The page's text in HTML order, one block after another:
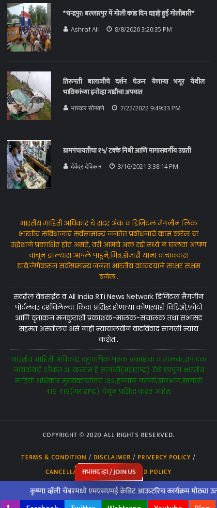
सभासद व्हा / JOIN US
कृष्णा व्हॅली चेंबरमध्ये एमएसएमई क्रेडिट आऊटरिच कार्यक्रम मोठ्या उत्साहात
*चंन्द्रपुर: बल्लारपुर में गोली कांड दिन दहाड़े हुई गोलीबारी*
Ashraf Ali 8/8/2020 3:20:35 PM
तिरूपती बालाजीचे दर्शन घेऊन येणाऱ्या भगूर येथील
भाविकांच्या इनोव्हा गाडीचा अपघात
भास्कर सोनवणे 7/22/2022 9:49:33 PM
ग्रामपंचायतीचा १५/ टक्के निधी आणि मागासवर्गीय उन्नती
देवेंद्र देविकार 3/16/2021 3:38:14 PM
भारतीय माहिती अधिकार चे सदर अंक व डिजिटल मैगजीन लिंक
भारतीय संविधानाचे सर्वसामान्य जनतेत प्रबोधनाचे काम करेल या
उद्धेशाने प्रकाशित होत असते, तरी आमचे अंक रद्दी मध्ये न घालता आपण
वाचून झाल्यास आपले पाहूने,मित्र,शेजारी यांना वाचावयास
द्यावे.जेणेकरून सर्वसामान्य जनता भारतीय कायदयाने साक्षर सक्षम
बनेल..
सदरील वेबसाईट व All India RTi News Network डिजिटल मैगजीन
पोर्टलवर दर्शविलेल्या किंवा प्रसिद्ध होणाऱ्या कोणत्याही विडिओ,फ़ोटो
आणि वृतांकन मजकुराशी प्रकाशक-मालक-संचालक तथा सभासद
सहमत असतीलच असे नाही न्यायालयीन वादविवाद सांगली न्याय
कक्षेत..
भारतीय माहिती अधिकार बहुभाषिक पत्रक प्रकाशक व मालक,संपादक
नायकवड़ी शौकत अ. कलाम हे सांगली(महाराष्ट्र) येथे छापून भारतीय
माहिती अधिकार मुख्यकार्यालय १८२,हन्नान गल्ली,खनभाग,सांगली
४१६ ४१६(महाराष्ट्र) येथून प्रसिद्ध करत आहेत.
COPYRIGHT © 2020 ALL RIGHTS RESERVED.
TERMS & CONDITION / DISCLAIMER / PRIVERCY POLICY /
CANCELLATION POLICY/REFUND POLICY